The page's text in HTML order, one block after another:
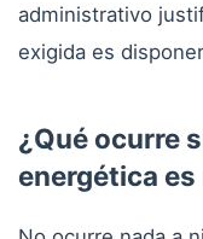
administrativo
exigida es
¿Qué ocurre
energética